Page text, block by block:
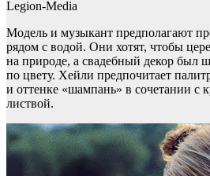
Legion-Media
Модель и музыкант предполагают
рядом с водой. Они хотят, чтобы
на природе, а свадебный декор был
по цвету. Хейли предпочитает
и оттенке «шампань» в сочетании с
листвой.